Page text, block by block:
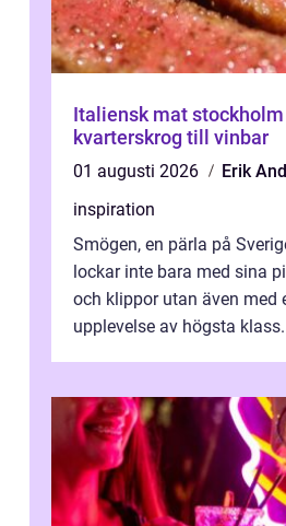
Italiensk mat stockholm från
kvarterskrog till vinbar
01 augusti 2026
Erik
inspiration
Smögen, en pärla på
lockar inte bara med sina
och klippor utan även med
upplevelse av högsta